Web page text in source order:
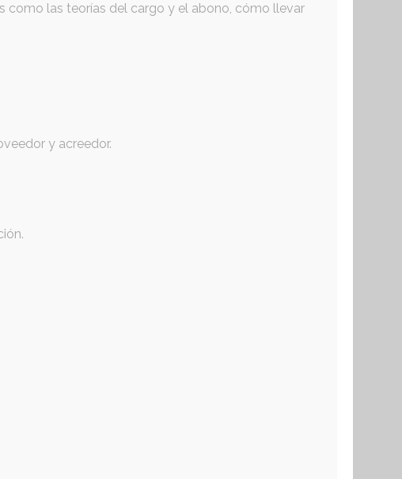
como las teorías del cargo y el abono, cómo llevar
y acreedor.